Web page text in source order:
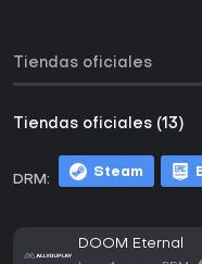
Tiendas oficiales
Tiendas oficiales (13)
DRM: Steam
DOOM Eternal